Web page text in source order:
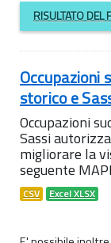
RISULTATO DEL
Occupazioni
storico e
Occupazioni
Sassi
migliorare la
seguente
CSV Excel XLSX